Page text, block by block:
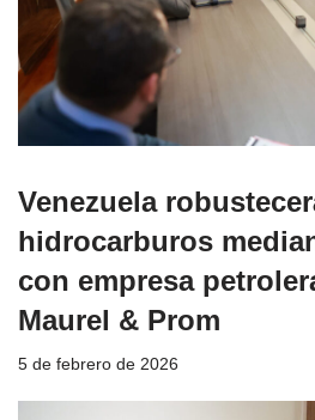
Venezuela
hidrocarburos
con empresa
Maurel & Prom
5 de febrero de 2026